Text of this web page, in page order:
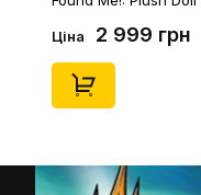
Edition), (29347)
Ціна 2 999 грн